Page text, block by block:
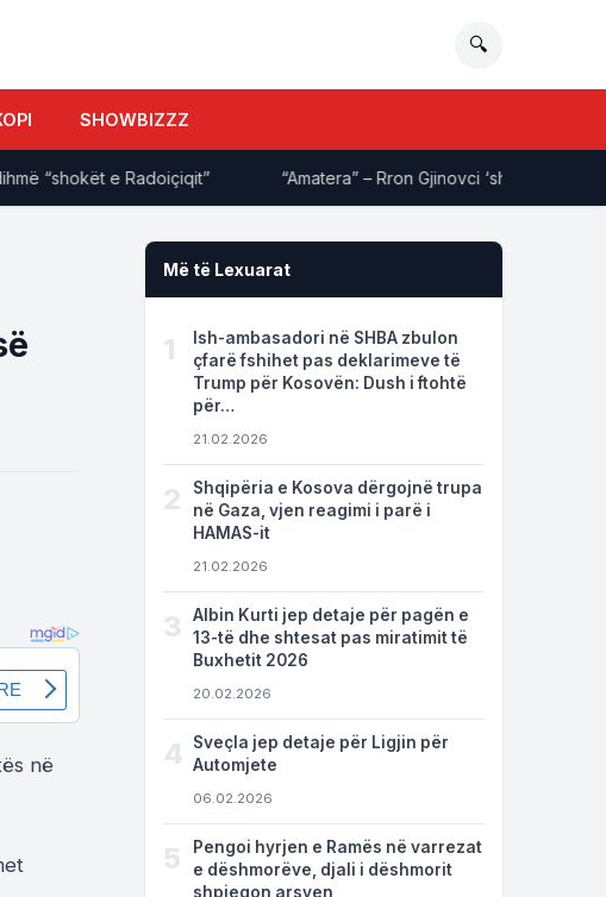
🔍
SHOWBIZZZ
e Radoiçiqit” “Amatera” – Rron Gjinovci ‘shpërthen’ ndaj
në
Më të Lexuarat
1
Ish-ambasadori në SHBA zbulon
çfarë fshihet pas deklarimeve të
Trump për Kosovën: Dush i ftohtë
për…
21.02.2026
2
Shqipëria e Kosova dërgojnë trupa
në Gaza, vjen reagimi i parë i
HAMAS-it
21.02.2026
3
Albin Kurti jep detaje për pagën e
13-të dhe shtesat pas miratimit të
Buxhetit 2026
20.02.2026
4
Sveçla jep detaje për Ligjin për
Automjete
06.02.2026
5
Pengoi hyrjen e Ramës në varrezat
e dëshmorëve, djali i dëshmorit
shpjegon arsyen